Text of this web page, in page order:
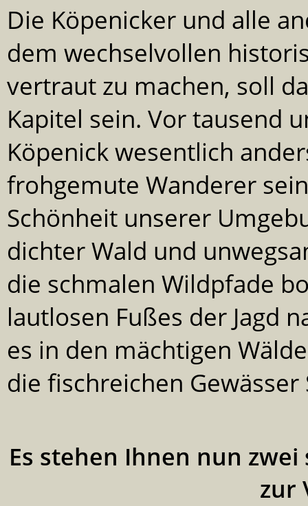
Die Köpenicker und alle
dem wechselvollen
vertraut zu machen, soll
Kapitel sein. Vor tausend
Köpenick wesentlich
frohgemute Wanderer
Schönheit unserer
dichter Wald und
die schmalen Wildpfade
lautlosen Fußes der Jagd
es in den mächtigen
die fischreichen
Es stehen Ihnen nun
zur